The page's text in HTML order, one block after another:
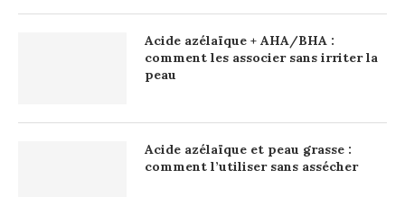
Acide azélaïque + AHA/BHA :
comment les associer sans irriter la
peau
Acide azélaïque et peau grasse :
comment l’utiliser sans assécher